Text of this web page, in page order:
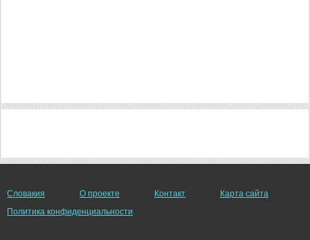
Словакия О проекте Контакт
Карта сайта
Политика конфиденциальности